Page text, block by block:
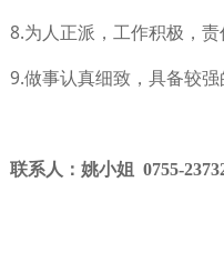
8.为人正派，工作积极，
9.做事认真细致，具备较强
联系人：姚小姐 0755-